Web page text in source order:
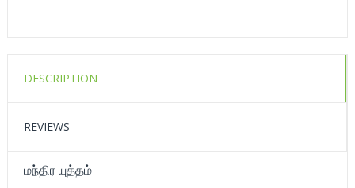
DESCRIPTION
REVIEWS
மந்திர யுத்தம்